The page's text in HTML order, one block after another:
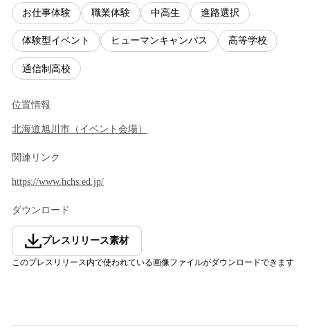
お仕事体験 職業体験 中高生 進路選択
体験型イベント ヒューマンキャンパス 高等学校
通信制高校
位置情報
北海道旭川市 （ イベント会場）
関連リンク
https://www.hchs.ed.jp/
ダウンロード
プレスリリース素材
このプレスリリース内で使われている画像ファイルがダウンロードできます